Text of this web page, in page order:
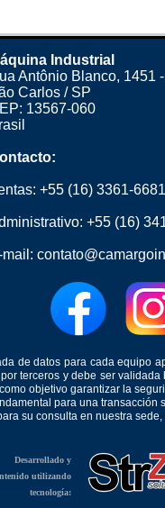
Industrial
Antônio Blanco, 1451
Carlos / SP
13567-060
+55 (16) 3361-6681
+55 (16)
mail:
de datos para cada equipo
terceros y debe ser
objetivo garantizar la
para una transacción
su consulta en nuestra
Desarrollado y
utilizando
tecnología: